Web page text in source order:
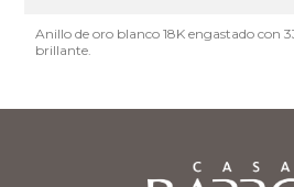
Anillo de oro blanco 18K engastado con
brillante.